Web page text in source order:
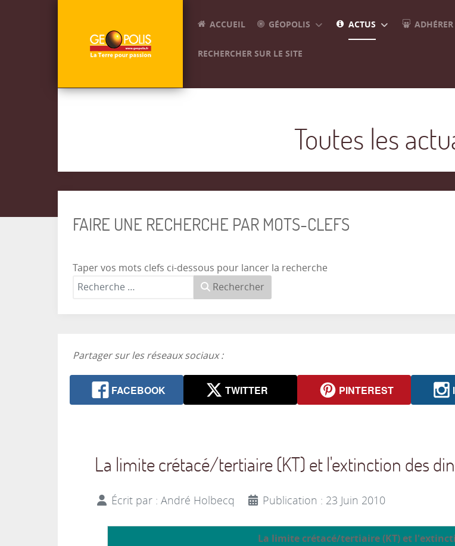
ACCUEIL GÉOPOLIS ACTUS ADHÉRER
RECHERCHER SUR LE SITE
Toutes les
FAIRE UNE RECHERCHE PAR MOTS-CLEFS
Taper vos mots clefs ci-dessous pour lancer la recherche
Rechercher
Partager sur les réseaux sociaux :
FACEBOOK TWITTER PINTEREST
La limite crétacé/tertiaire (KT) et l'extinction des
Écrit par : André Holbecq Publication : 23 Juin 2010
La limite crétacé/tertiaire (KT) et